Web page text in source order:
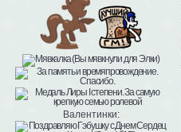
Валентинки: